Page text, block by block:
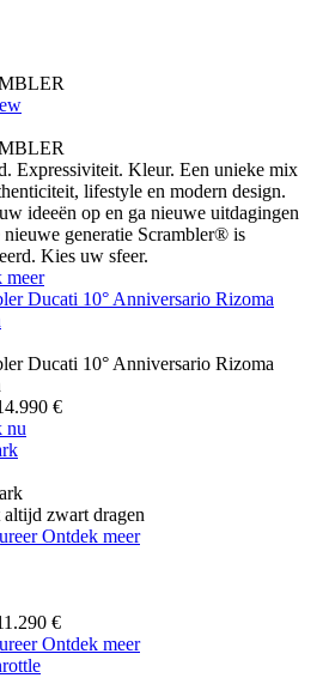
Expressiviteit. Kleur. Een unieke mix
lifestyle en modern design.
ideeën op en ga nieuwe uitdagingen
nieuwe generatie Scrambler® is
Kies uw sfeer.
meer
Ducati 10° Anniversario Rizoma
Ducati 10° Anniversario Rizoma
€
nu
altijd zwart dragen
Ontdek meer
€
Ontdek meer